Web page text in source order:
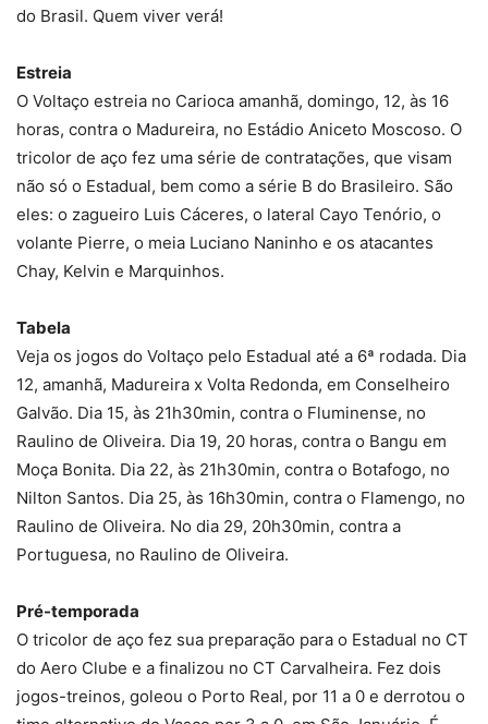
do Brasil. Quem viver verá!
Estreia
O Voltaço estreia no Carioca amanhã, domingo, 12, às 16
horas, contra o Madureira, no Estádio Aniceto Moscoso. O
tricolor de aço fez uma série de contratações, que visam
não só o Estadual, bem como a série B do Brasileiro. São
eles: o zagueiro Luis Cáceres, o lateral Cayo Tenório, o
volante Pierre, o meia Luciano Naninho e os atacantes
Chay, Kelvin e Marquinhos.
Tabela
Veja os jogos do Voltaço pelo Estadual até a 6ª rodada. Dia
12, amanhã, Madureira x Volta Redonda, em Conselheiro
Galvão. Dia 15, às 21h30min, contra o Fluminense, no
Raulino de Oliveira. Dia 19, 20 horas, contra o Bangu em
Moça Bonita. Dia 22, às 21h30min, contra o Botafogo, no
Nilton Santos. Dia 25, às 16h30min, contra o Flamengo, no
Raulino de Oliveira. No dia 29, 20h30min, contra a
Portuguesa, no Raulino de Oliveira.
Pré-temporada
O tricolor de aço fez sua preparação para o Estadual no CT
do Aero Clube e a finalizou no CT Carvalheira. Fez dois
jogos-treinos, goleou o Porto Real, por 11 a 0 e derrotou o